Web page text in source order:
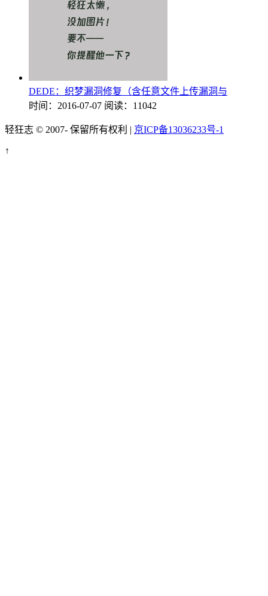
DEDE：织梦漏洞修复（含任意文件上传漏洞与
时间：2016-07-07 阅读：11042
轻狂志 © 2007- 保留所有权利 | 京ICP备13036233号-1
↑